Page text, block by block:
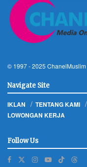
© 1997 - 2025 ChanelMuslim
Navigate Site
IKLAN TENTANG KAMI
LOWONGAN KERJA
Follow Us